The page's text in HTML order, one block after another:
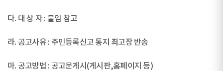
다. 대 상 자 : 붙임 참고
라. 공고사유 : 주민등록신고 통지 최고장 반송
마. 공고방법 : 공고문게시(게시판,홈페이지 등)